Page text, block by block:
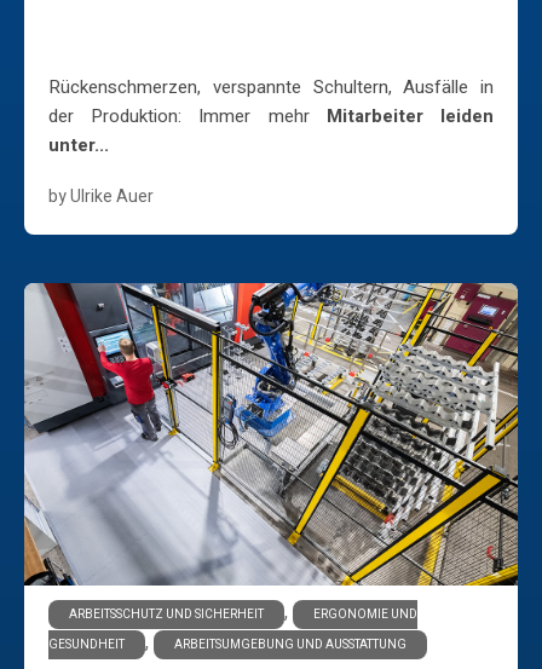
Rückenschmerzen, verspannte Schultern, Ausfälle in
der Produktion: Immer mehr Mitarbeiter leiden
unter...
by Ulrike Auer
ARBEITSSCHUTZ UND SICHERHEIT ,
ERGONOMIE UND
GESUNDHEIT
, ARBEITSUMGEBUNG UND AUSSTATTUNG